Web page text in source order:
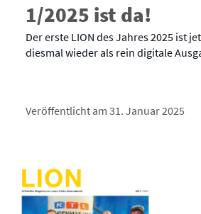
1/2025 ist da!
Der erste LION des Jahres 2025 ist
diesmal wieder als rein digitale
Veröffentlicht am 31. Januar 2025